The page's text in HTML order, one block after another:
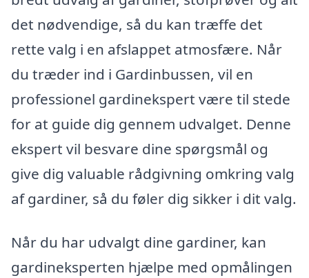
det nødvendige, så du kan træffe det
rette valg i en afslappet atmosfære. Når
du træder ind i Gardinbussen, vil en
professionel gardinekspert være til stede
for at guide dig gennem udvalget. Denne
ekspert vil besvare dine spørgsmål og
give dig valuable rådgivning omkring valg
af gardiner, så du føler dig sikker i dit valg.
Når du har udvalgt dine gardiner, kan
gardineksperten hjælpe med opmålingen